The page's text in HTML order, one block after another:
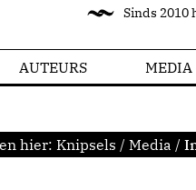
Sinds 2010
AUTEURS MEDIA
hier: Knipsels / Media /